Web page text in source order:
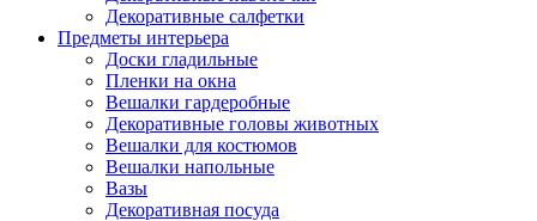
Декоративные салфетки
Предметы интерьера
Доски гладильные
Пленки на окна
Вешалки гардеробные
Декоративные головы животных
Вешалки для костюмов
Вешалки напольные
Вазы
Декоративная посуда